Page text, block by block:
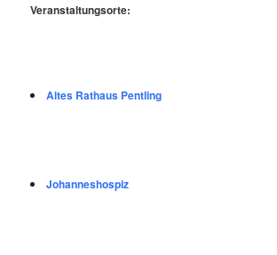
Veranstaltungsorte:
Altes Rathaus Pentling
Johanneshospiz